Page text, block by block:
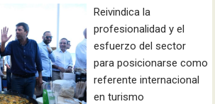
Reivindica la
profesionalidad y el
esfuerzo del sector
para posicionarse como
referente internacional
en turismo